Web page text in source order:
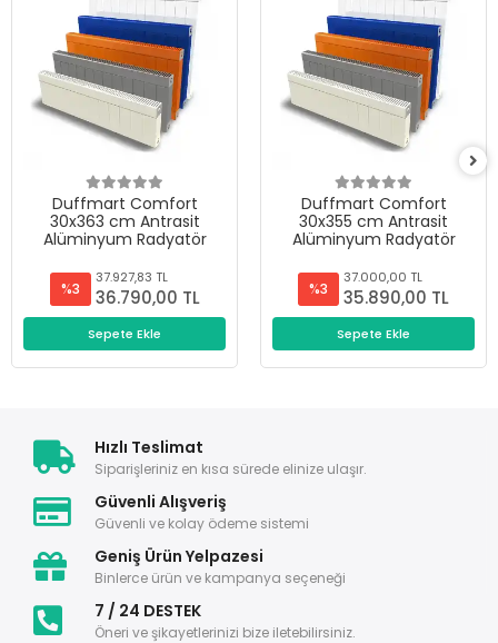
Duffmart Comfort
30x363 cm Antrasit
Alüminyum Radyatör
%3
37.927,83 TL
36.790,00 TL
Sepete Ekle
Duffmart Comfort
30x355 cm Antrasit
Alüminyum Radyatör
%3
37.000,00 TL
35.890,00 TL
Sepete Ekle
Hızlı Teslimat
Siparişleriniz en kısa sürede elinize ulaşır.
Güvenli Alışveriş
Güvenli ve kolay ödeme sistemi
Geniş Ürün Yelpazesi
Binlerce ürün ve kampanya seçeneği
7 / 24 DESTEK
Öneri ve şikayetlerinizi bize iletebilirsiniz.